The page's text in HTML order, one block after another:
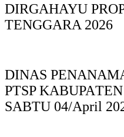
DIRGAHAYU
TENGGARA 2026
DINAS
PTSP
SABTU 04/April